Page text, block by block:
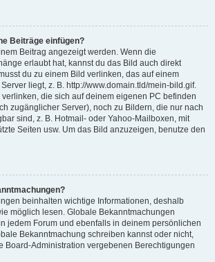
Beiträge einfügen?
Beitrag angezeigt werden. Wenn die
erlaubt hat, kannst du das Bild auch direkt
du zu einem Bild verlinken, das auf einem
liegt, z. B. http://www.domain.tld/mein-bild.gif.
die sich auf deinem eigenen PC befinden
zugänglicher Server), noch zu Bildern, die nur nach
sind, z. B. Hotmail- oder Yahoo-Mailboxen, mit
Seiten usw. Um das Bild anzuzeigen, benutze den
beinhalten wichtige Informationen, deshalb
möglich lesen. Globale Bekanntmachungen
jedem Forum und ebenfalls in deinem persönlichen
Bekanntmachung schreiben kannst oder nicht,
Board-Administration vergebenen Berechtigungen